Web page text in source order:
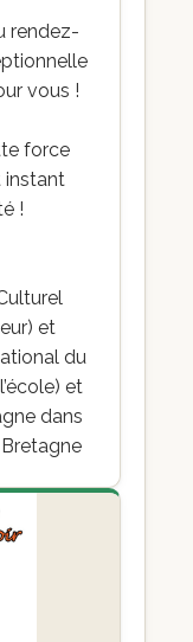
rendez-
vous !
force
instant
!
et
du
et
dans